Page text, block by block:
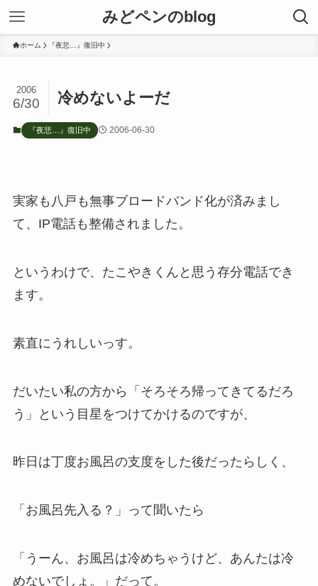
みどペンのblog
ホーム 『夜悲…』復旧中
冷めないよーだ
2006
6/30
『夜悲…』復旧中 2006-06-30
実家も八戸も無事ブロードバンド化が済みまし
て、IP電話も整備されました。
というわけで、たこやきくんと思う存分電話でき
ます。
素直にうれしいっす。
だいたい私の方から「そろそろ帰ってきてるだろ
う」という目星をつけてかけるのですが、
昨日は丁度お風呂の支度をした後だったらしく、
「お風呂先入る？」って聞いたら
「うーん、お風呂は冷めちゃうけど、あんたは冷
めないでしょ。」だって。